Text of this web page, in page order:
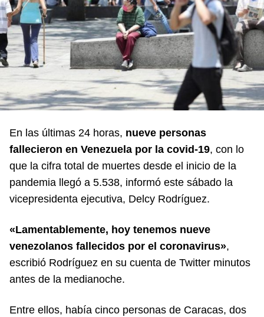
En las últimas 24 horas, nueve personas
fallecieron en Venezuela por la covid-19, con lo
que la cifra total de muertes desde el inicio de la
pandemia llegó a 5.538, informó este sábado la
vicepresidenta ejecutiva, Delcy Rodríguez.
«Lamentablemente, hoy tenemos nueve
venezolanos fallecidos por el coronavirus»,
escribió Rodríguez en su cuenta de Twitter minutos
antes de la medianoche.
Entre ellos, había cinco personas de Caracas, dos